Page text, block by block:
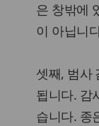
은 창밖에
이 아닙니
셋째, 범사
됩니다. 감
습니다. 종